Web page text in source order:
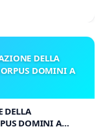
DELLA
DOMINI A
DELLA
DOMINI A